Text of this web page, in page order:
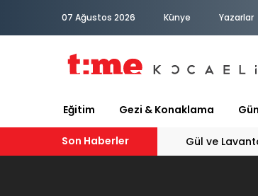
07 Ağustos 2026 Künye Yazarlar
Eğitim Gezi & Konaklama
Son Haberler Gül ve